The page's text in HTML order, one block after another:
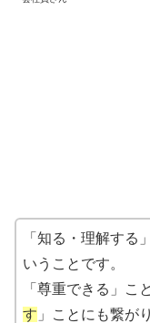
「知る・理解する
いうことです。
「尊重できる」こ
す 」ことにも繋が